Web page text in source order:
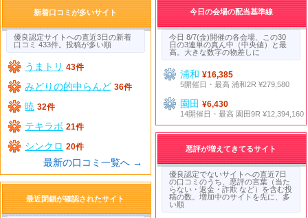
新着口コミが多いサイト
優良認定サイトへの直近3日の新着
口コミ 433件。投稿が多い順
うまトリ 43件
みどりの的中らんど 36件
暁 32件
テキラボ 21件
シンクロ 20件
最新の口コミ一覧へ →
今日の会場の配当基準線
今日 8/7(金)開催の各会場、この30
日の3連単の真ん中（中央値）と最
高。大きな数字の物差しに
浦和¥16,385
5開催日・最高 浦和2R ¥279,580
園田¥6,430
14開催日・最高 園田9R ¥12,394,160
悪評が増えてきてるサイト
優良認定でないサイトへの直近7日
の口コミのうち、悪評の言葉（当た
らない・返金・詐欺 など）を含む投
稿の数。増加中のサイトを先に、多
い順
最近閉鎖が確認されたサイト